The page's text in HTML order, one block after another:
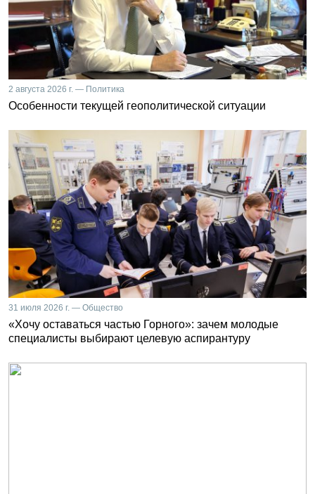
2 августа 2026 г. — Политика
Особенности текущей геополитической ситуации
31 июля 2026 г. — Общество
«Хочу оставаться частью Горного»: зачем молодые
специалисты выбирают целевую аспирантуру